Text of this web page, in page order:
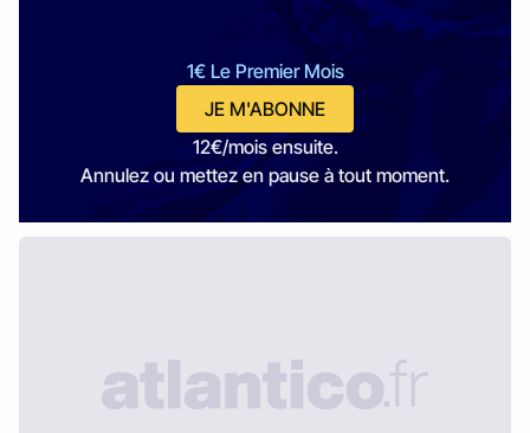
1€ Le Premier Mois
JE M'ABONNE
12€/mois ensuite.
Annulez ou mettez en pause à tout moment.